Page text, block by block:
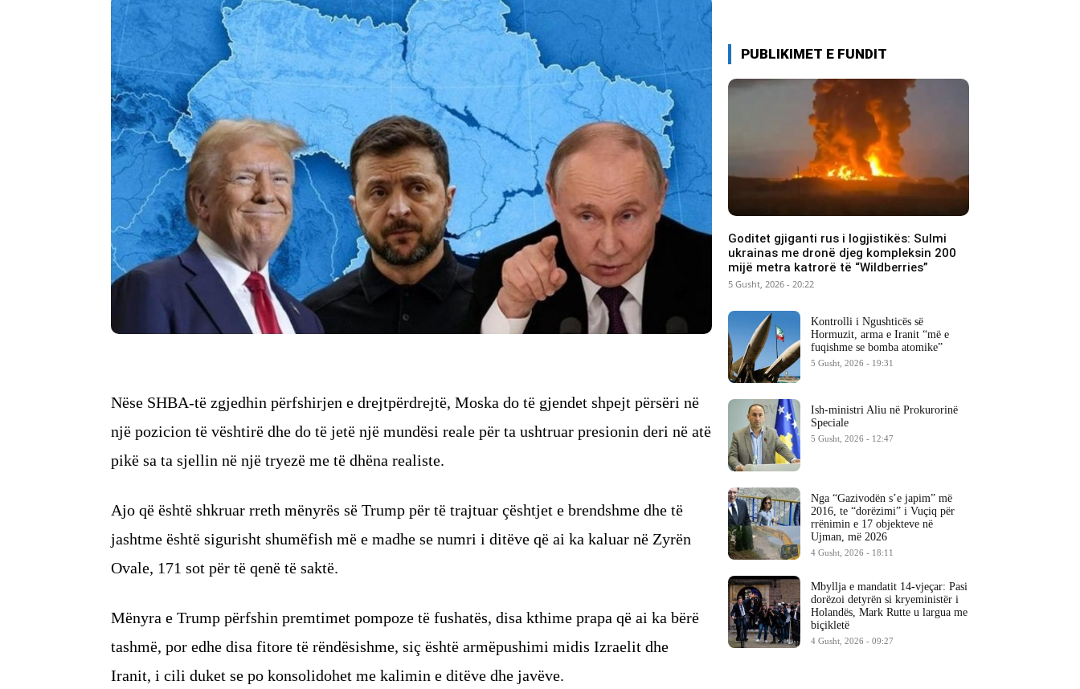
Nëse SHBA-të zgjedhin përfshirjen e drejtpërdrejtë, Moska do të gjendet shpejt përsëri në
një pozicion të vështirë dhe do të jetë një mundësi reale për ta ushtruar presionin deri në atë
pikë sa ta sjellin në një tryezë me të dhëna realiste.
Ajo që është shkruar rreth mënyrës së Trump për të trajtuar çështjet e brendshme dhe të
jashtme është sigurisht shumëfish më e madhe se numri i ditëve që ai ka kaluar në Zyrën
Ovale, 171 sot për të qenë të saktë.
Mënyra e Trump përfshin premtimet pompoze të fushatës, disa kthime prapa që ai ka bërë
tashmë, por edhe disa fitore të rëndësishme, siç është armëpushimi midis Izraelit dhe
Iranit, i cili duket se po konsolidohet me kalimin e ditëve dhe javëve.
PUBLIKIMET E FUNDIT
Goditet gjiganti rus i logjistikës: Sulmi
ukrainas me dronë djeg kompleksin 200
mijë metra katrorë të “Wildberries”
5 Gusht, 2026 - 20:22
Kontrolli i Ngushticës së
Hormuzit, arma e Iranit “më e
fuqishme se bomba atomike”
5 Gusht, 2026 - 19:31
Ish-ministri ​Aliu në Prokurorinë
Speciale
5 Gusht, 2026 - 12:47
Nga “Gazivodën s’e japim” më
2016, te “dorëzimi” i Vuçiq për
rrënimin e 17 objekteve në
Ujman, më 2026
4 Gusht, 2026 - 18:11
Mbyllja e mandatit 14-vjeçar: Pasi
dorëzoi detyrën si kryeministër i
Holandës, Mark Rutte u largua me
biçikletë
4 Gusht, 2026 - 09:27